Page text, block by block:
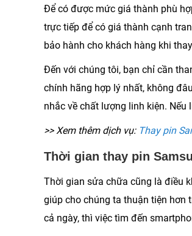
Để có được mức giá thành phù
trực tiếp để có giá thành cạnh
bảo hành cho khách hàng khi
Đến với chúng tôi, bạn chỉ cần
chính hãng hợp lý nhất, không
nhắc về chất lượng linh kiện.
>> Xem thêm dịch vụ: Thay pin
Thời gian thay pin
Thời gian sửa chữa cũng là điều
giúp cho chúng ta thuận tiện hơn
cả ngày, thì việc tìm đến